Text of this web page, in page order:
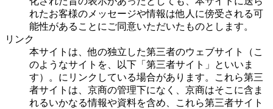
れたお客様のメッセージや情報は他人に傍受される可
能性があることにご同意いただいたものとします。
リンク
本サイトは、他の独立した第三者のウェブサイト（こ
のようなサイトを、以下「第三者サイト」といいま
す）。にリンクしている場合があります。これら第三
者サイトは、京商の管理下になく、京商はそこに含ま
れるいかなる情報や資料を含め、これら第三者サイト